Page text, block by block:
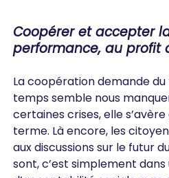
Coopérer et accepter
performance, au profit
La coopération demande
temps semble nous
certaines crises, elle
terme. Là encore, les
aux discussions sur le futur
sont, c’est simplement